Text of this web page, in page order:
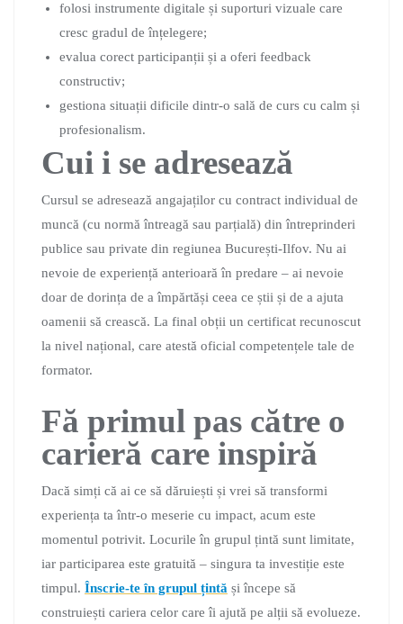
folosi instrumente digitale și suporturi vizuale care
cresc gradul de înțelegere;
evalua corect participanții și a oferi feedback
constructiv;
gestiona situații dificile dintr-o sală de curs cu calm și
profesionalism.
Cui i se adresează
Cursul se adresează angajaților cu contract individual de
muncă (cu normă întreagă sau parțială) din întreprinderi
publice sau private din regiunea București-Ilfov. Nu ai
nevoie de experiență anterioară în predare – ai nevoie
doar de dorința de a împărtăși ceea ce știi și de a ajuta
oamenii să crească. La final obții un certificat recunoscut
la nivel național, care atestă oficial competențele tale de
formator.
Fă primul pas către o
carieră care inspiră
Dacă simți că ai ce să dăruiești și vrei să transformi
experiența ta într-o meserie cu impact, acum este
momentul potrivit. Locurile în grupul țintă sunt limitate,
iar participarea este gratuită – singura ta investiție este
timpul. Înscrie-te în grupul țintă și începe să
construiești cariera celor care îi ajută pe alții să evolueze.